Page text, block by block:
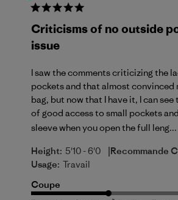
Criticisms of no outside
issue
I saw the comments criticizing the
pockets and that almost convinced
bag, but now that I have it, I can
of good access to small pockets
sleeve when you open the full leng...
Height: 5'10 - 6'0 |Recommande
Usage: Travail
Coupe